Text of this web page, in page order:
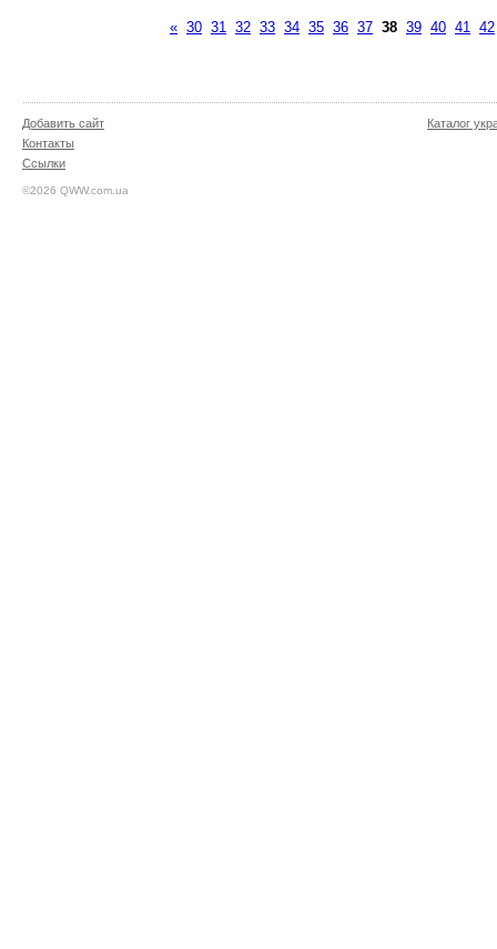
« 30 31 32 33 34 35 36 37 38 39 40 41 42
Добавить сайт
Контакты
Ссылки
©2026 QWW.com.ua
Каталог